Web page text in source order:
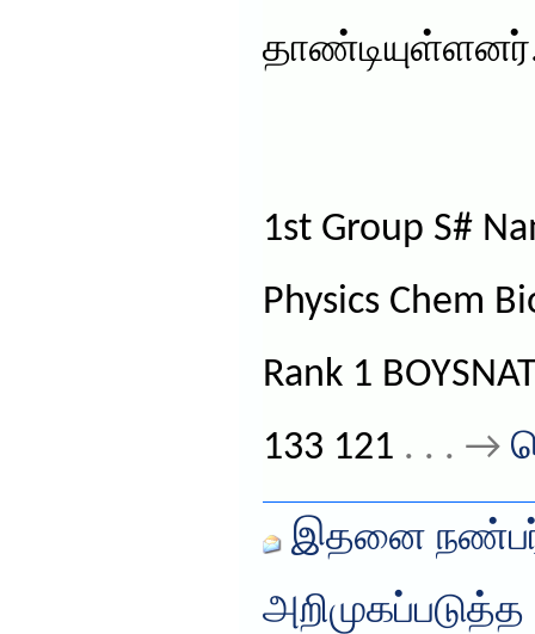
1st Group S#
Physics Chem
Rank 1
133 121 . . . →
இதனை
அறிமுகப்படுத்த